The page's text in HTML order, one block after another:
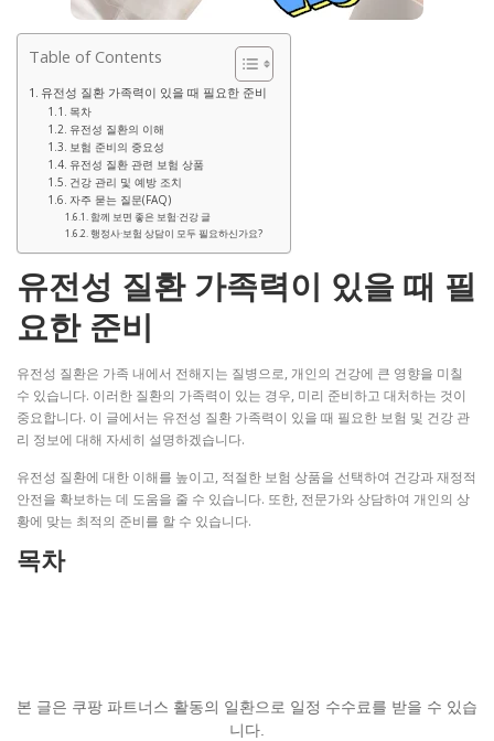
Table of Contents
유전성 질환 가족력이 있을 때 필요한 준비
목차
유전성 질환의 이해
보험 준비의 중요성
유전성 질환 관련 보험 상품
건강 관리 및 예방 조치
자주 묻는 질문(FAQ)
함께 보면 좋은 보험·건강 글
행정사·보험 상담이 모두 필요하신가요?
유전성 질환 가족력이 있을 때 필
요한 준비
유전성 질환은 가족 내에서 전해지는 질병으로, 개인의 건강에 큰 영향을 미칠
수 있습니다. 이러한 질환의 가족력이 있는 경우, 미리 준비하고 대처하는 것이
중요합니다. 이 글에서는 유전성 질환 가족력이 있을 때 필요한 보험 및 건강 관
리 정보에 대해 자세히 설명하겠습니다.
유전성 질환에 대한 이해를 높이고, 적절한 보험 상품을 선택하여 건강과 재정적
안전을 확보하는 데 도움을 줄 수 있습니다. 또한, 전문가와 상담하여 개인의 상
황에 맞는 최적의 준비를 할 수 있습니다.
목차
본 글은 쿠팡 파트너스 활동의 일환으로 일정 수수료를 받을 수 있습
니다.